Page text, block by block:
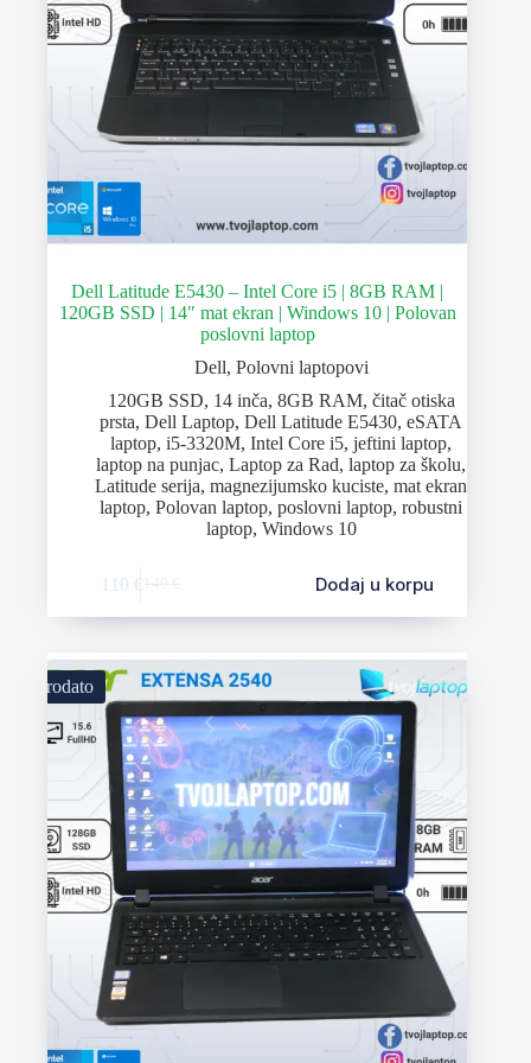
Dell Latitude E5430 – Intel Core i5 | 8GB RAM |
120GB SSD | 14″ mat ekran | Windows 10 | Polovan
poslovni laptop
Dell, Polovni laptopovi
120GB SSD, 14 inča, 8GB RAM, čitač otiska
prsta,Dell Laptop,Dell Latitude E5430,eSATA
laptop,i5-3320M,Intel Core i5,jeftini laptop,
laptop na punjac,Laptop za Rad,laptop za školu,
Latitude serija,magnezijumsko kuciste,mat ekran
laptop,Polovan laptop,poslovni laptop,robustni
laptop, Windows 10
110 € Dodaj u korpu
Prodato